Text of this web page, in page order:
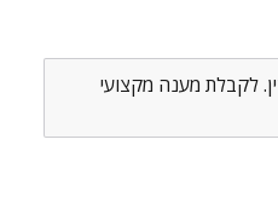
לקבלת מענה מקצועי